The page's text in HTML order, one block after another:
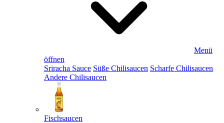
Menü
öffnen
Sriracha Sauce Süße Chilisaucen Scharfe Chilisaucen
Andere Chilisaucen
Fischsaucen